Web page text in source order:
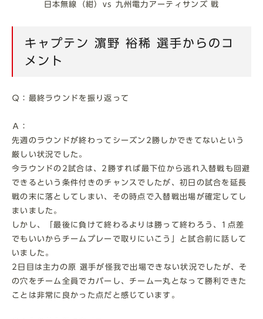
日本無線（紺）vs 九州電力アーティサンズ 戦
キャプテン 濵野 裕稀 選手からのコ
メント
Ｑ：最終ラウンドを振り返って
Ａ：
先週のラウンドが終わってシーズン2勝しかできてないという
厳しい状況でした。
今ラウンドの2試合は、 2勝すれば最下位から逃れ入替戦も回避
できるという条件付きのチャンスでしたが、初日の試合を延長
戦の末に落としてしまい、その時点で入替戦出場が確定してし
まいました。
しかし、「最後に負けて終わるよりは勝って終わろう、1点差
でもいいからチームプレーで取りにいこう」と試合前に話して
いました。
2日目は主力の原 選手が怪我で出場できない状況でしたが、そ
の穴をチーム全員でカバーし、チーム一丸となって勝利できた
ことは非常に良かった点だと感じています。